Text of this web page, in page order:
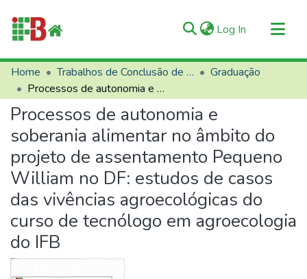
Log In (current)
Communities & Collections
All of RIIFB
Manuals and Terms
Statistics
About RIIFB
Help
Contacts
Home Trabalhos de Conclusão de Curso (TCCs)
Graduação
Processos de autonomia e soberania alimentar no âmbito do projeto de assentamento Pequeno William no DF: estudos de casos das vivências agroecológicas do curso de tecnólogo em agroecologia do IFB
Processos de autonomia e
soberania alimentar no âmbito do
projeto de assentamento Pequeno
William no DF: estudos de casos
das vivências agroecológicas do
curso de tecnólogo em agroecologia
do IFB